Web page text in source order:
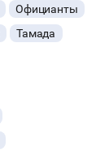
Официанты
Тамада